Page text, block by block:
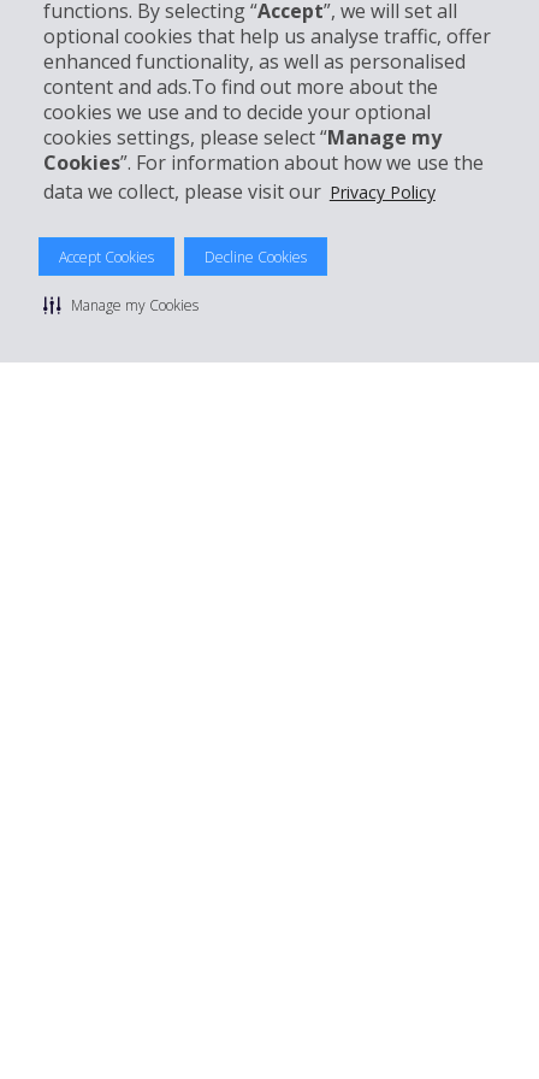
functions. By selecting “Accept”, we will set all
optional cookies that help us analyse traffic, offer
enhanced functionality, as well as personalised
content and ads.To find out more about the
cookies we use and to decide your optional
cookies settings, please select “Manage my
Cookies”. For information about how we use the
data we collect, please visit our Privacy Policy
Accept Cookies Decline Cookies
Manage my Cookies
Kundenservice
Mieten bei Hertz
© 2026 The Hertz System, Inc.
Datenschutzrichtlinie | Nutzungsbedingungen
Sitemap Cookies verwalten